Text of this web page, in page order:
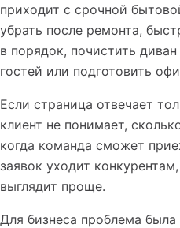
приходит с срочной
убрать после ремонта,
в порядок, почистить
гостей или подготовить
Если страница отвечает
клиент не понимает,
когда команда сможет
заявок уходит
выглядит проще.
Для бизнеса проблема